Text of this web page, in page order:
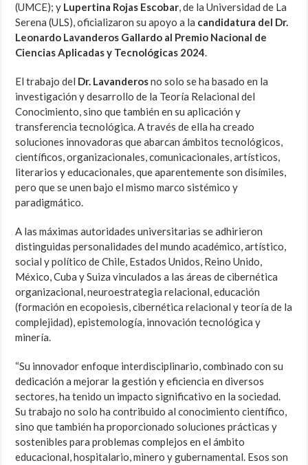
(UMCE); y Lupertina Rojas Escobar, de la Universidad de La
Serena (ULS), oficializaron su apoyo a la candidatura del Dr.
Leonardo Lavanderos Gallardo al Premio Nacional de
Ciencias Aplicadas y Tecnológicas 2024.
El trabajo del Dr. Lavanderosno solo se ha basado en la
investigación y desarrollo de la Teoría Relacional del
Conocimiento, sino que también en su aplicación y
transferencia tecnológica. A través de ella ha creado
soluciones innovadoras que abarcan ámbitos tecnológicos,
científicos, organizacionales, comunicacionales, artísticos,
literarios y educacionales, que aparentemente son disímiles,
pero que se unen bajo el mismo marco sistémico y
paradigmático.
A las máximas autoridades universitarias se adhirieron
distinguidas personalidades del mundo académico, artístico,
social y político de Chile, Estados Unidos, Reino Unido,
México, Cuba y Suiza vinculados a las áreas de cibernética
organizacional, neuroestrategia relacional, educación
(formación en ecopoiesis, cibernética relacional y teoría de la
complejidad), epistemología, innovación tecnológica y
minería.
“Su innovador enfoque interdisciplinario, combinado con su
dedicación a mejorar la gestión y eficiencia en diversos
sectores, ha tenido un impacto significativo en la sociedad.
Su trabajo no solo ha contribuido al conocimiento científico,
sino que también ha proporcionado soluciones prácticas y
sostenibles para problemas complejos en el ámbito
educacional, hospitalario, minero y gubernamental. Esos son